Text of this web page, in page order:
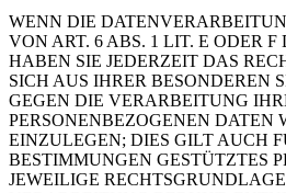
WENN DIE
VON ART. 6 ABS. 1 LIT. E ODER F
HABEN SIE JEDERZEIT DAS
SICH AUS IHRER BESONDEREN
GEGEN DIE VERARBEITUNG
PERSONENBEZOGENEN DATEN
EINZULEGEN; DIES GILT AUCH
BESTIMMUNGEN GESTÜTZTES
JEWEILIGE